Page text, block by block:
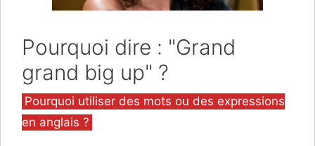
Pourquoi dire : "Grand
grand big up" ?
Catégories
Pourquoi utiliser des mots ou des expressions
en anglais ?